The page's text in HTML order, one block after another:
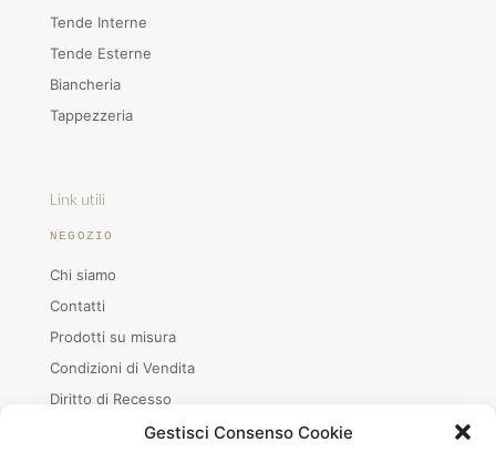
Gestisci Consenso Cookie
Tende Interne
Tende Esterne
Biancheria
Tappezzeria
Link utili
NEGOZIO
Chi siamo
Contatti
Prodotti su misura
Condizioni di Vendita
Diritto di Recesso